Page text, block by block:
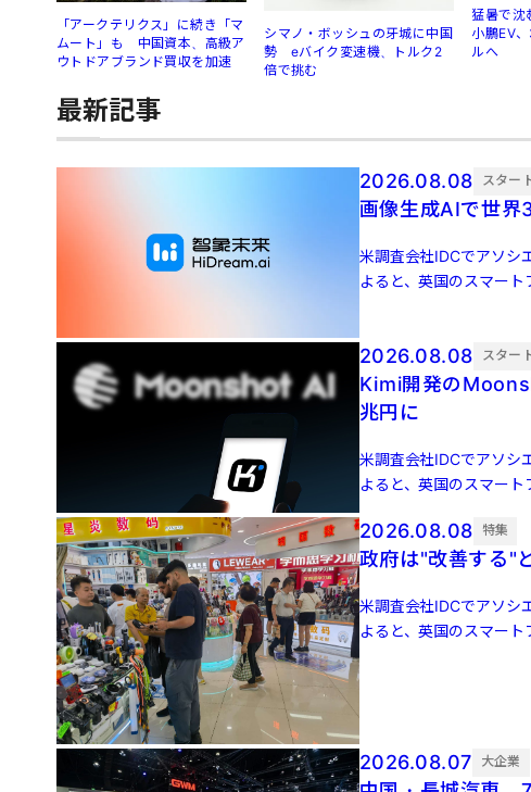
「アークテリクス」に続き「マ
ムート」も 中国資本、高級ア
ウトドアブランド買収を加速
シマノ・ボッシュの牙城に中国
勢 eバイク変速機、トルク2
倍で挑む
猛暑で
小鵬EV
ルへ
最新記事
2026.08.08 スター
画像生成AIで世
米調査会社IDCでアソシ
よると、英国のスマー
2026.08.08 スター
Kimi開発の
兆円に
米調査会社IDCでアソシ
よると、英国のスマー
増 […]
2026.08.08 特集
政府は"改善する"
米調査会社IDCでアソシ
よると、英国のスマー
増 […]
2026.08.07 大企業